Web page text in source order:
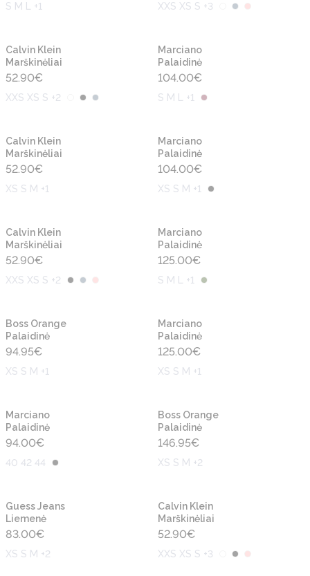
S M L +1 XXS XS S +3
Calvin Klein
Marškinėliai
52.90€
XXS XS S +2
Marciano
Palaidinė
104.00€
S M L +1
Calvin Klein
Marškinėliai
52.90€
XS S M +1
Marciano
Palaidinė
104.00€
XS S M +1
Calvin Klein
Marškinėliai
52.90€
XXS XS S +2
Marciano
Palaidinė
125.00€
S M L +1
Boss Orange
Palaidinė
94.95€
XS S M +1
Marciano
Palaidinė
125.00€
XS S M +1
Marciano
Palaidinė
94.00€
40 42 44
Boss Orange
Palaidinė
146.95€
XS S M +2
Guess Jeans
Liemenė
83.00€
XS S M +2
Calvin Klein
Marškinėliai
52.90€
XXS XS S +3